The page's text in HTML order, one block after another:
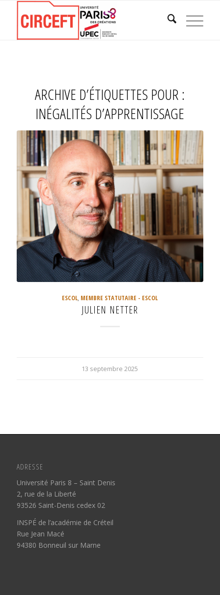
ARCHIVE D’ÉTIQUETTES POUR :
INÉGALITÉS D’APPRENTISSAGE
ESCOL, MEMBRE STATUTAIRE - ESCOL
JULIEN NETTER
13 septembre 2025
ADRESSE
Université Paris 8 – Saint Denis
2, rue de la Liberté
93526 Saint-Denis cedex 02
INSPÉ de l’académie de Créteil
Rue Jean Macé
94380 Bonneuil sur Marne